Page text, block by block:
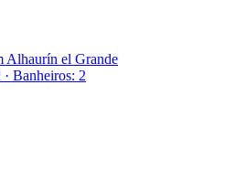
Alhaurín el Grande
· Banheiros: 2